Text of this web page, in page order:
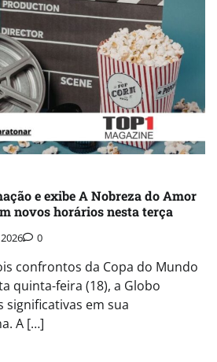
e exibe A Nobreza do Amor
novos horários nesta terça
0
confrontos da Copa do Mundo
quinta-feira (18), a Globo
em sua
A […]